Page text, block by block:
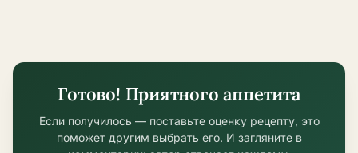
Готово! Приятного аппетита
Если получилось — поставьте оценку рецепту, это
поможет другим выбрать его. И загляните в